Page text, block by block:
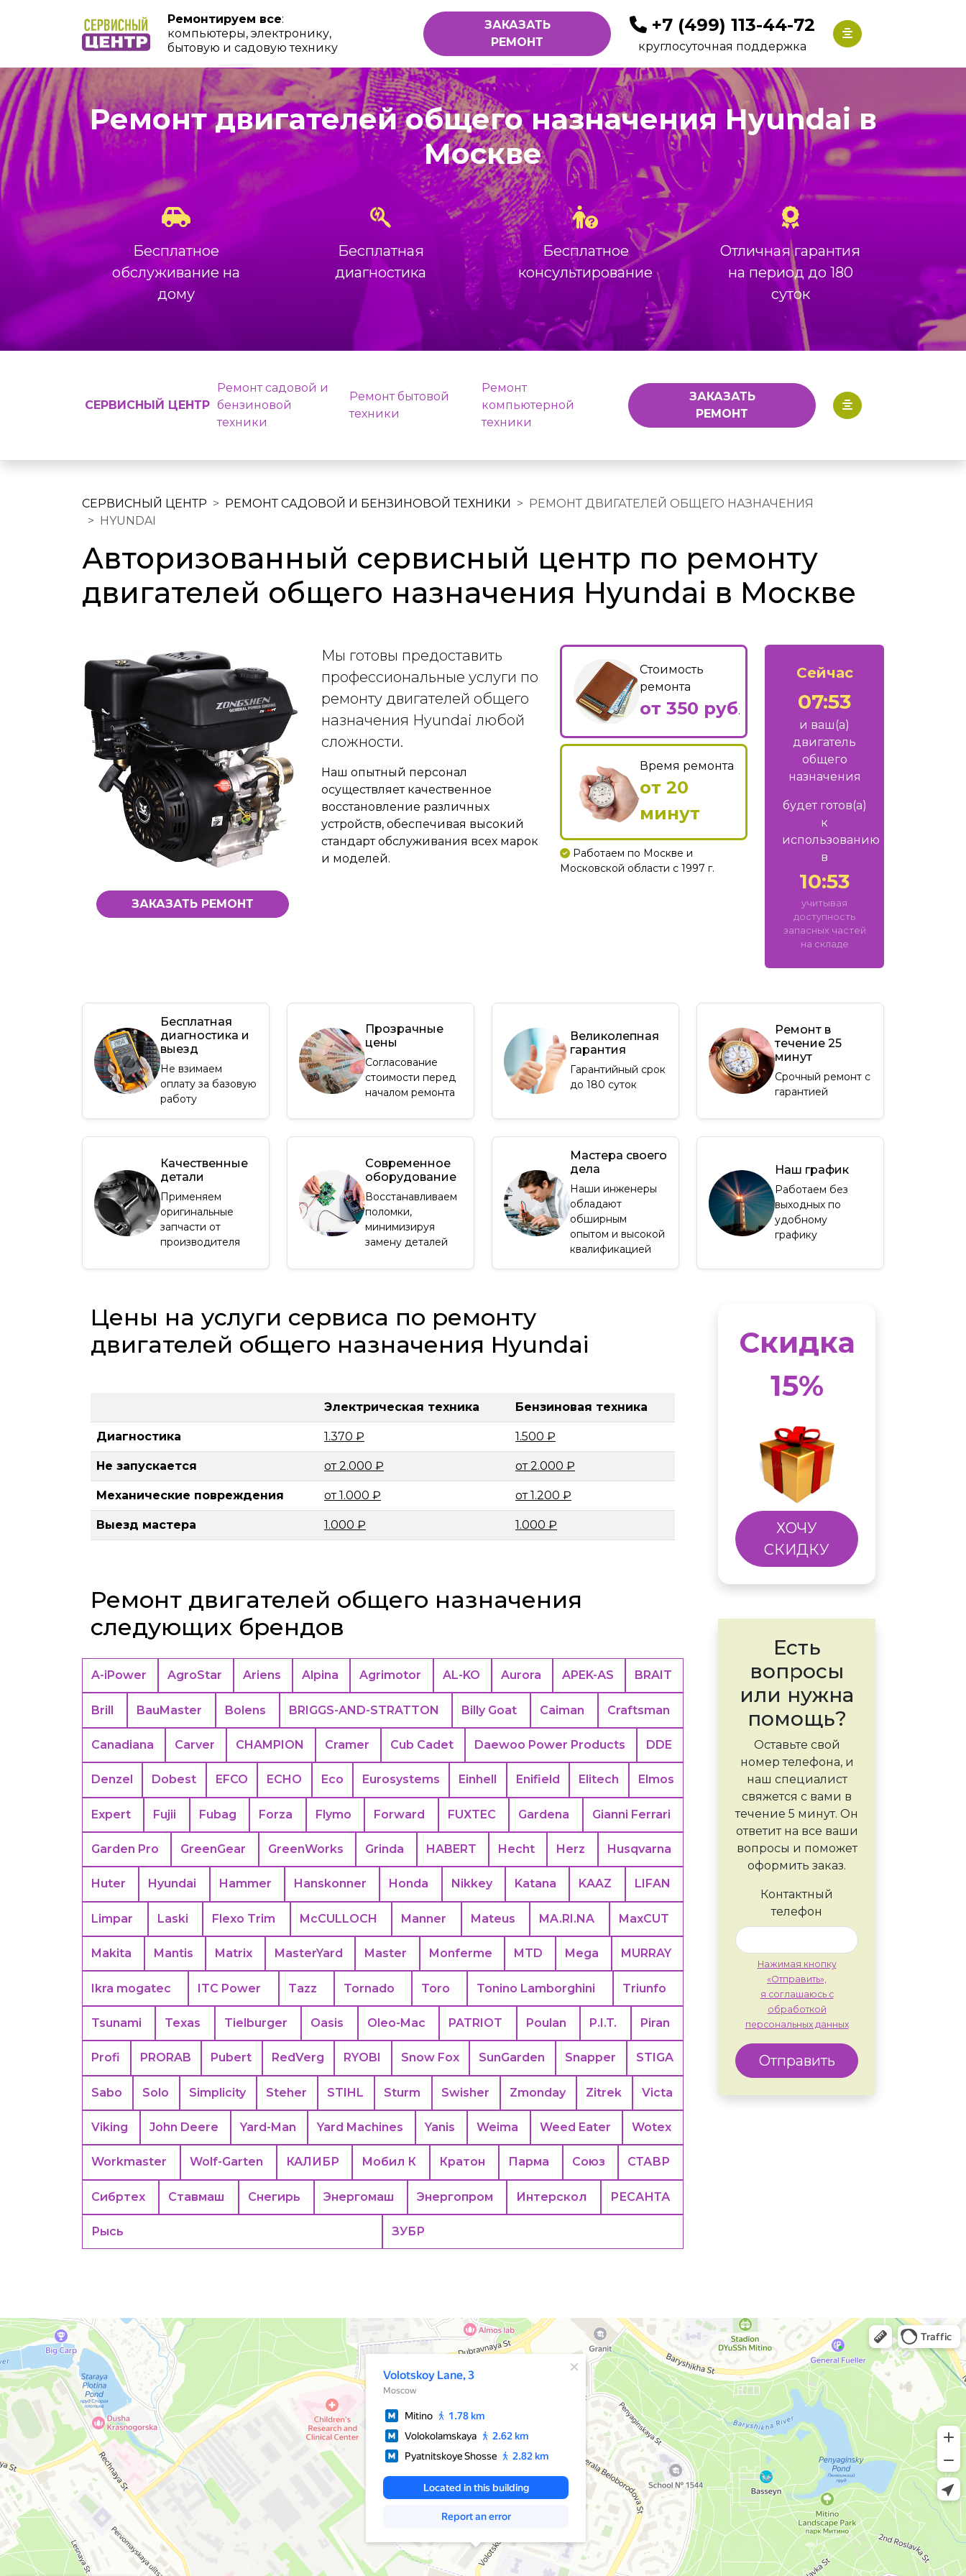
Ремонтируем все:
компьютеры, электронику,
бытовую и садовую технику
ЗАКАЗАТЬ
РЕМОНТ
+7 (499) 113-44-72
круглосуточная поддержка
Ремонт двигателей общего назначения Hyundai в
Москве
Бесплатное
обслуживание на
дому
Бесплатная
диагностика
Бесплатное
консультирование
Отличная гарантия
на период до 180
суток
СЕРВИСНЫЙ ЦЕНТР
Ремонт садовой и
бензиновой
техники
Ремонт бытовой
техники
Ремонт
компьютерной
техники
ЗАКАЗАТЬ
РЕМОНТ
СЕРВИСНЫЙ ЦЕНТР РЕМОНТ САДОВОЙ И БЕНЗИНОВОЙ ТЕХНИКИ
РЕМОНТ ДВИГАТЕЛЕЙ ОБЩЕГО НАЗНАЧЕНИЯ
HYUNDAI
Авторизованный сервисный центр по ремонту
двигателей общего назначения Hyundai в Москве
ЗАКАЗАТЬ РЕМОНТ
Мы готовы предоставить
профессиональные услуги по
ремонту двигателей общего
назначения Hyundai любой
сложности.
Наш опытный персонал
осуществляет качественное
восстановление различных
устройств, обеспечивая высокий
стандарт обслуживания всех марок
и моделей.
Стоимость
ремонта
от 350 руб.
Время ремонта
от 20
минут
Работаем по Москве и
Московской области с 1997 г.
Сейчас
07:53
и ваш(а)
двигатель
общего
назначения
будет готов(а)
к
использованию
в
10:53
учитывая
доступность
запасных частей
на складе
Бесплатная
диагностика и
выезд
Не взимаем
оплату за базовую
работу
Прозрачные
цены
Согласование
стоимости перед
началом ремонта
Великолепная
гарантия
Гарантийный срок
до 180 суток
Ремонт в
течение 25
минут
Срочный ремонт с
гарантией
Качественные
детали
Применяем
оригинальные
запчасти от
производителя
Современное
оборудование
Восстанавливаем
поломки,
минимизируя
замену деталей
Мастера своего
дела
Наши инженеры
обладают
обширным
опытом и высокой
квалификацией
Наш график
Работаем без
выходных по
удобному
графику
Цены на услуги сервиса по ремонту
двигателей общего назначения Hyundai
Электрическая техника Бензиновая техника
Диагностика 1.370 ₽ 1.500 ₽
Не запускается от 2.000 ₽ от 2.000 ₽
Механические повреждения от 1.000 ₽ от 1.200 ₽
Выезд мастера 1.000 ₽ 1.000 ₽
Ремонт двигателей общего назначения
следующих брендов
A-iPower AgroStar Ariens Alpina Agrimotor AL-KO Aurora APEK-АS BRAIT
Brill BauMaster Bolens BRIGGS-AND-STRATTON Billy Goat Caiman Craftsman
Canadiana Carver CHAMPION Cramer Cub Cadet Daewoo Power Products DDE
Denzel Dobest EFCO ECHO Eco Eurosystems Einhell Enifield Elitech Elmos
Expert Fujii Fubag Forza Flymo Forward FUXTEC Gardena Gianni Ferrari
Garden Pro GreenGear GreenWorks Grinda HABERT Hecht Herz Husqvarna
Huter Hyundai Hammer Hanskonner Honda Nikkey Katana KAAZ LIFAN
Limpar Laski Flexo Trim McCULLOCH Manner Mateus MA.RI.NA MaxCUT
Makita Mantis Matrix MasterYard Master Monferme MTD Mega MURRAY
Ikra mogatec ITC Power Tazz Tornado Toro Tonino Lamborghini Triunfo
Tsunami Texas Tielburger Oasis Oleo-Mac PATRIOT Poulan P.I.T. Piran
Profi PRORAB Pubert RedVerg RYOBI Snow Fox SunGarden Snapper STIGA
Sabo Solo Simplicity Steher STIHL Sturm Swisher Zmonday Zitrek Victa
Viking John Deere Yard-Man Yard Machines Yanis Weima Weed Eater Wotex
Workmaster Wolf-Garten КАЛИБР Мобил К Кратон Парма Союз СТАВР
Сибртех Ставмаш Снегирь Энергомаш Энергопром Интерскол РЕСАНТА
Рысь ЗУБР
Скидка
15%
ХОЧУ
СКИДКУ
Есть
вопросы
или нужна
помощь?
Оставьте свой
номер телефона, и
наш специалист
свяжется с вами в
течение 5 минут. Он
ответит на все ваши
вопросы и поможет
оформить заказ.
Контактный
телефон
Нажимая кнопку
«Отправить»,
я соглашаюсь с
обработкой
персональных данных
Отправить
Москва
Яндекс Карты — транспорт, навигация, поиск мест